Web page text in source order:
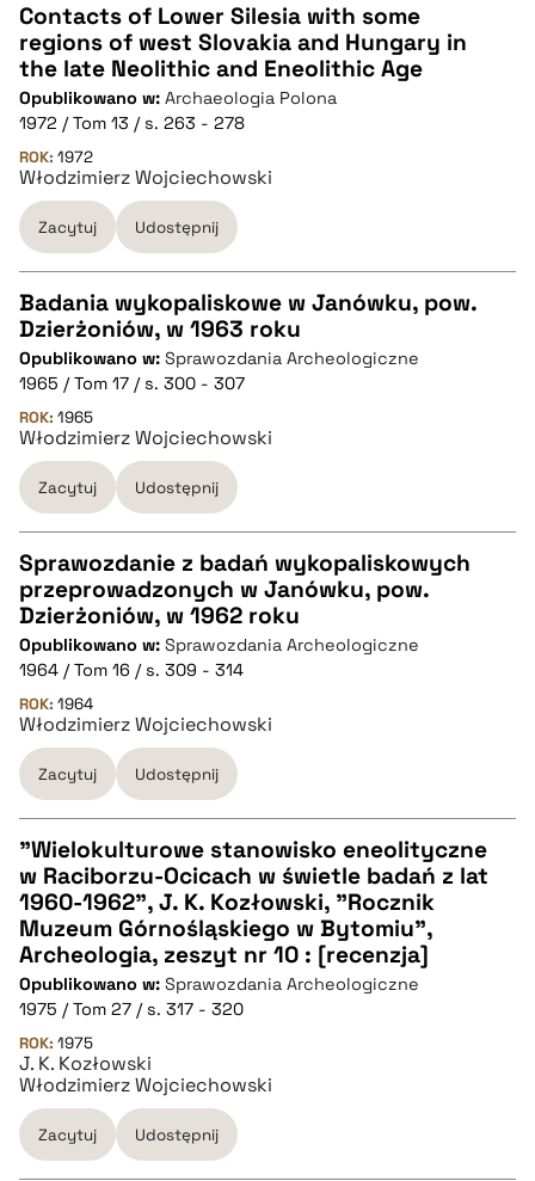
CZYSTY TEKST
pobierz cytat
BIBTEX
pobierz cytat
Contacts of Lower Silesia with some
regions of west Slovakia and Hungary in
the late Neolithic and Eneolithic Age
Opublikowano w: Archaeologia Polona
1972 / Tom 13 / s. 263 - 278
ROK: 1972
Włodzimierz Wojciechowski
Zacytuj Udostępnij
CZYSTY TEKST
pobierz cytat
BIBTEX
pobierz cytat
Badania wykopaliskowe w Janówku, pow.
Dzierżoniów, w 1963 roku
Opublikowano w: Sprawozdania Archeologiczne
1965 / Tom 17 / s. 300 - 307
ROK: 1965
Włodzimierz Wojciechowski
Zacytuj Udostępnij
CZYSTY TEKST
pobierz cytat
BIBTEX
pobierz cytat
Sprawozdanie z badań wykopaliskowych
przeprowadzonych w Janówku, pow.
Dzierżoniów, w 1962 roku
Opublikowano w: Sprawozdania Archeologiczne
1964 / Tom 16 / s. 309 - 314
ROK: 1964
Włodzimierz Wojciechowski
Zacytuj Udostępnij
CZYSTY TEKST
pobierz cytat
BIBTEX
pobierz cytat
"Wielokulturowe stanowisko eneolityczne
w Raciborzu-Ocicach w świetle badań z lat
1960-1962", J. K. Kozłowski, "Rocznik
Muzeum Górnośląskiego w Bytomiu",
Archeologia, zeszyt nr 10 : [recenzja]
Opublikowano w: Sprawozdania Archeologiczne
1975 / Tom 27 / s. 317 - 320
ROK: 1975
J. K. Kozłowski
Włodzimierz Wojciechowski
Zacytuj Udostępnij